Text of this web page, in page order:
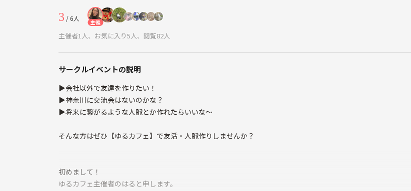
3 / 6人 主催
主催者1人、お気に入り5人、閲覧82人
サークルイベントの説明
▶会社以外で友達を作りたい！
▶神奈川に交流会はないのかな？
▶将来に繋がるような人脈とか作れたらいいな～
そんな方はぜひ【ゆるカフェ】で友活・人脈作りしませんか？
初めまして！
ゆるカフェ主催者のはると申します。